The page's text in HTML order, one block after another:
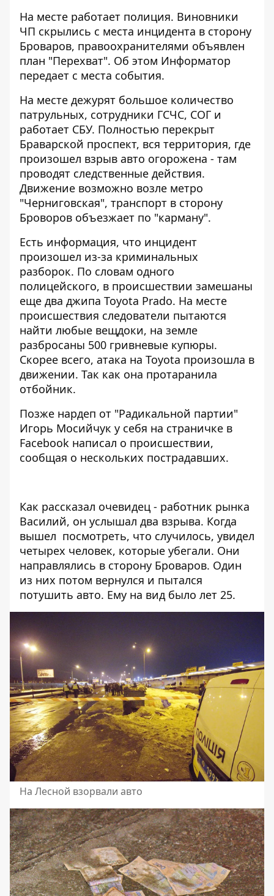
На месте работает полиция. Виновники
ЧП скрылись с места инцидента в сторону
Броваров, правоохранителями объявлен
план "Перехват". Об этом Информатор
передает с места события.
На месте дежурят большое количество
патрульных, сотрудники ГСЧС, СОГ и
работает СБУ. Полностью перекрыт
Браварской проспект, вся территория, где
произошел взрыв авто огорожена - там
проводят следственные действия.
Движение возможно возле метро
"Черниговская", транспорт в сторону
Броворов объезжает по "карману".
Есть информация, что инцидент
произошел из-за криминальных
разборок. По словам одного
полицейского, в происшествии замешаны
еще два джипа Toyota Prado. На месте
происшествия следователи пытаются
найти любые вещдоки, на земле
разбросаны 500 гривневые купюры.
Скорее всего, атака на Toyota произошла в
движении. Так как она протаранила
отбойник.
Позже нардеп от "Радикальной партии"
Игорь Мосийчук у себя на страничке в
Facebook написал о происшествии,
сообщая о нескольких пострадавших.
Как рассказал очевидец - работник рынка
Василий, он услышал два взрыва. Когда
вышел посмотреть, что случилось, увидел
четырех человек, которые убегали. Они
направлялись в сторону Броваров. Один
из них потом вернулся и пытался
потушить авто. Ему на вид было лет 25.
На Лесной взорвали авто